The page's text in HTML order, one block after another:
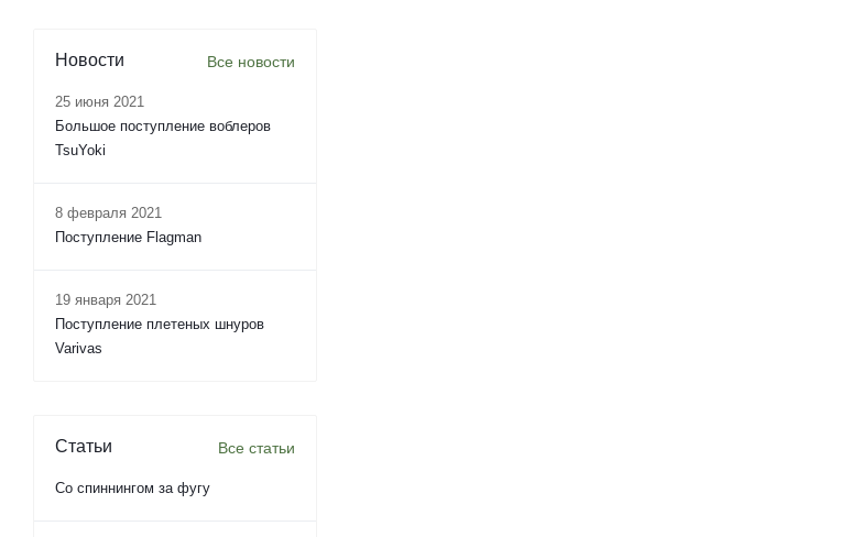
Новости Все новости
25 июня 2021
Большое поступление воблеров
TsuYoki
8 февраля 2021
Поступление Flagman
19 января 2021
Поступление плетеных шнуров
Varivas
Статьи Все статьи
Со спиннингом за фугу